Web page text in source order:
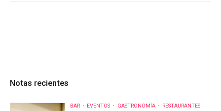
Notas recientes
BAR EVENTOS GASTRONOMÍA RESTAURANTES